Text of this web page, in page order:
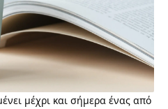
μέχρι και σήμερα ένας από